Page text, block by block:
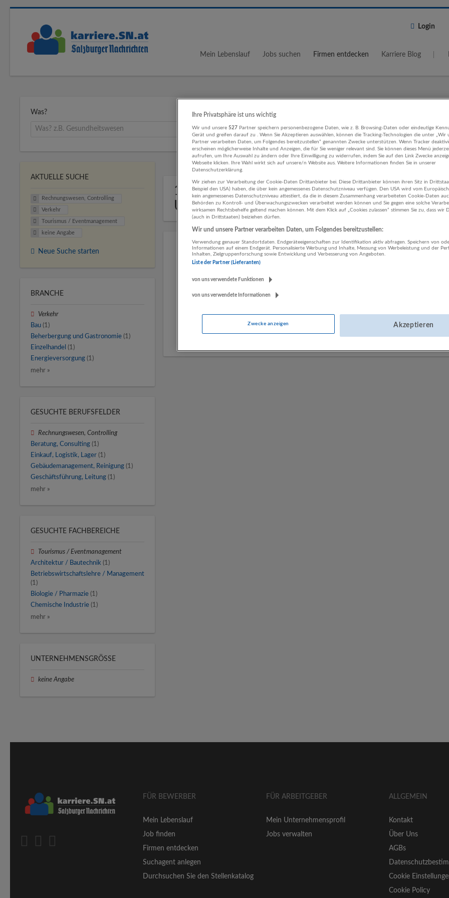
Login
Mein Lebenslauf Jobs suchen Firmen entdecken Karriere Blog
Was? Wo?
5 km
1 Rechnungswesen, Controlling Verkehr
Unternehmen
LUGSTEIN CONSULTING
Bergheim bei Salzburg
Energieversorgung | Finanz- und Versicherungsleistungen |
Gesundheitswesen | Herstellung von Waren | IT-Dienstleistungen |
Öffentliche Verwaltung | Rechtsberatung und Wirtschaftsprüfung |
Sonstige Dienstleistungen | Sozialwesen | Verkehr | Verlagswesen |
AKTUELLE SUCHE
Rechnungswesen, Controlling
Verkehr
Tourismus / Eventmanagement
keine Angabe
Neue Suche starten
BRANCHE
Verkehr
Bau (1)
Beherbergung und Gastronomie (1)
Einzelhandel (1)
Energieversorgung (1)
mehr »
GESUCHTE BERUFSFELDER
Rechnungswesen, Controlling
Beratung, Consulting (1)
Einkauf, Logistik, Lager (1)
Gebäudemanagement, Reinigung (1)
Geschäftsführung, Leitung (1)
mehr »
GESUCHTE FACHBEREICHE
Tourismus / Eventmanagement
Architektur / Bautechnik (1)
Betriebswirtschaftslehre / Management
(1)
Biologie / Pharmazie (1)
Chemische Industrie (1)
mehr »
UNTERNEHMENSGRÖSSE
keine Angabe
FÜR BEWERBER
Mein Lebenslauf
Job finden
Firmen entdecken
Suchagent anlegen
Durchsuchen Sie den Stellenkatalog
FÜR ARBEITGEBER
Mein Unternehmensprofil
Jobs verwalten
ALLGEMEIN
Kontakt
Über Uns
AGBs
Cookie
Cookie Policy
Ihre Privatsphäre ist uns wichtig
Wir und unsere527 Partner speichern personenbezogene Daten, wie z. B. Browsing-Daten oder eindeutige
Gerät und greifen darauf zu . Wenn Sie Akzeptieren auswählen, können die Tracking-Technologien die unter „Wir
Partner verarbeiten Daten, um Folgendes bereitzustellen“ genannten Zwecke unterstützen. Wenn Tracker
erscheinen möglicherweise Inhalte und Anzeigen, die für Sie weniger relevant sind. Sie können dieses Menü
aufrufen, um Ihre Auswahl zu ändern oder Ihre Einwilligung zu widerrufen, indem Sie auf den Link Zwecke
Webseite klicken. Ihre Wahl wirkt sich auf unsere/n Website aus. Weitere Informationen finden Sie in unserer
Datenschutzerklärung.
Wir ziehen zur Verarbeitung der Cookie-Daten Drittanbieter bei. Diese Drittanbieter können ihren Sitz in
Beispiel den USA) haben, die über kein angemessenes Datenschutzniveau verfügen. Den USA wird vom
kein angemessenes Datenschutzniveau attestiert, da die in diesem Zusammenhang verarbeiteten Cookie-Daten
Behörden zu Kontroll- und Überwachungszwecken verarbeitet werden können und Sie gegen eine solche
wirksamen Rechtsbehelfe geltend machen können. Mit dem Klick auf „Cookies zulassen“ stimmen Sie zu, dass wir
(auch in Drittstaaten) beiziehen dürfen.
Wir und unsere Partner verarbeiten Daten, um Folgendes bereitzustellen:
Verwendung genauer Standortdaten. Endgeräteeigenschaften zur Identifikation aktiv abfragen. Speichern von
Informationen auf einem Endgerät. Personalisierte Werbung und Inhalte, Messung von Werbeleistung und der
Inhalten, Zielgruppenforschung sowie Entwicklung und Verbesserung von Angeboten.
Liste der Partner (Lieferanten)
von uns verwendete Funktionen
von uns verwendete Informationen
Zwecke anzeigen Akzeptieren